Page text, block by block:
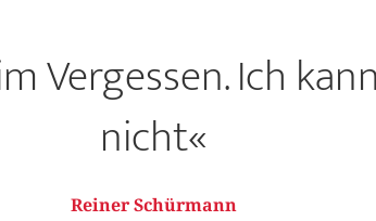
Vergessen. Ich
nicht«
Reiner Schürmann